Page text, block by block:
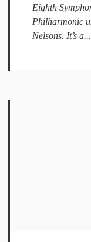
Eighth
Philharmonic
Nelsons. It’s a...